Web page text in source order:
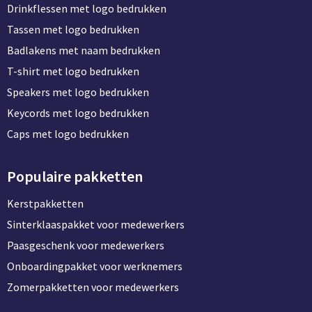
Persoonlijke verzorging
Duurzame schrijfwaren
Pennen
Potloden
Groei en Bloei
Fruitboxen
Lunchboxen
Lunchwraps (Roll 'Eat)
Overige kantoorartikelen
Klever Cutter
Agenda's
Lampen
Rolmaten & Meetlinten
Duimstokken
Gereedschap overig
Drinkflessen met logo bedrukken
Tassen met logo bedrukken
Badlakens met naam bedrukken
T-shirt met logo bedrukken
Speakers met logo bedrukken
Keycords met logo bedrukken
Caps met logo bedrukken
Populaire pakketten
Kerstpakketten
Sinterklaaspakket voor medewerkers
Paasgeschenk voor medewerkers
Onboardingpakket voor werknemers
Zomerpakketten voor medewerkers